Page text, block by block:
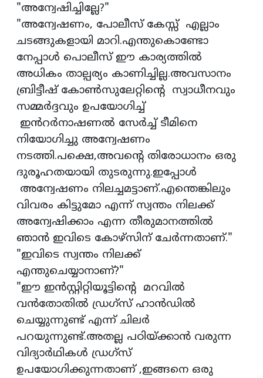
"അന്വേഷിച്ചില്ലേ?"
"അന്വേഷണം, പോലീസ് കേസ്സ് എല്ലാം
ചടങ്ങുകളായി മാറി.എന്തുകൊണ്ടോ
നേപ്പാൾ പൊലീസ് ഈ കാര്യത്തിൽ
അധികം താല്പര്യം കാണിച്ചില്ല.അവസാനം
ബ്രിട്ടീഷ് കോൺസുലേറ്റിൻ്റെ സ്വാധീനവും
സമ്മർദ്ദവും ഉപയോഗിച്ച്
ഇൻറർനാഷണൽ സേർച്ച് ടീമിനെ
നിയോഗിച്ചു അന്വേഷണം
നടത്തി.പക്ഷെ,അവൻ്റെ തിരോധാനം ഒരു
ദുരൂഹതയായി തുടരുന്നു.ഇപ്പോൾ
അന്വേഷണം നിലച്ചമട്ടാണ്.എന്തെങ്കിലും
വിവരം കിട്ടുമോ എന്ന് സ്വന്തം നിലക്ക്
അന്വേഷിക്കാം എന്ന തീരുമാനത്തിൽ
ഞാൻ ഇവിടെ കോഴ്സിന് ചേർന്നതാണ്."
"ഇവിടെ സ്വന്തം നിലക്ക്
എന്തുചെയ്യാനാണ്?"
"ഈ ഇൻസ്റ്റിറ്റിയൂട്ടിൻ്റെ മറവിൽ
വൻതോതിൽ ഡ്രഗ്സ് ഹാൻഡിൽ
ചെയ്യുന്നുണ്ട് എന്ന് ചിലർ
പറയുന്നുണ്ട്.അതല്ല പഠിയ്ക്കാൻ വരുന്ന
വിദ്യാർഥികൾ ഡ്രഗ്‌സ്
ഉപയോഗിക്കുന്നതാണ് ,ഇങ്ങനെ ഒരു